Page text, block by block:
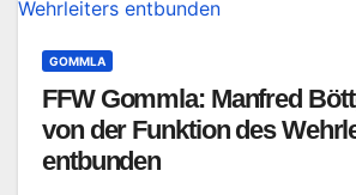
GOMMLA
FFW Gommla: Manfred
von der Funktion des
entbunden